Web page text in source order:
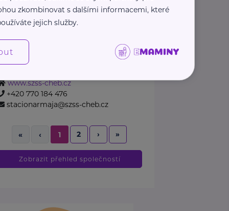
pomoc@rodicovskalinka.cz
zdravotních a sociálních
Cheb, příspěvková
www.szss-cheb.cz
+420 770 184 476
stacionarmaja@szss-cheb.cz
« ‹ 1 2 › »
Zobrazit přehled společností
zkombinovat s dalšími informacemi, které
jejich služby.